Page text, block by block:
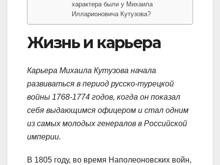
характера были у Михаила
Илларионовича Кутузова?
Жизнь и карьера
Карьера Михаила Кутузова начала
развиваться в период русско-турецкой
войны 1768-1774 годов, когда он показал
себя выдающимся офицером и стал одним
из самых молодых генералов в Российской
империи.
В 1805 году, во время Наполеоновских войн,